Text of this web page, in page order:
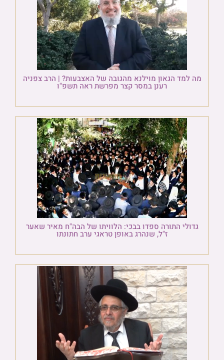
מה למד הגאון מוילנא מהגובה של האצבעות? | הרב צפניה
רענן במסר קצר מפרשת ראה תשפ"ו
גדולי התורה ספדו בבכי: הלוויתו של הבה"ח מאיר שאער
ז"ל, שנהרג באופן טראגי ערב חתונתו